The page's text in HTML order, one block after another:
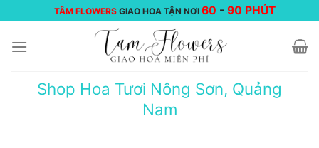
đến
nội
TÂM FLOWERS GIAO HOA TẬN NƠI 60 -90 PHÚT
Shop Hoa Tươi Nông Sơn, Quảng
Nam